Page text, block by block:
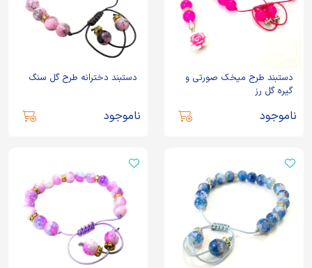
دستبند طرح میخک صورتی و
گیره گل رز
ناموجود
دستبند دخترانه طرح گل سنگ
ناموجود